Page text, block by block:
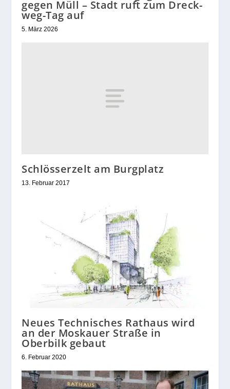
gegen Müll – Stadt ruft zum Dreck-
weg-Tag auf
5. März 2026
Schlösserzelt am Burgplatz
13. Februar 2017
Neues Technisches Rathaus wird
an der Moskauer Straße in
Oberbilk gebaut
6. Februar 2020